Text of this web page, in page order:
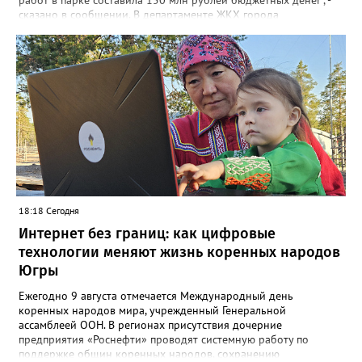
сказано в сообщении. В департаменте ЖКХ города
данной проблемой. "Причиной обрушения благоустройства
послужило разрушение железобетонного лотка в котором
проложены не действующие трубопроводы теплоснабжения.
Ж/б лоток проходит параллельно проспекту Победы", - заявили
в департаменте. Там также отметили, что восстановительные
работы выполнит МБУ "Управление по дорожному хозяйству и
благоустройству" до конца следующей недели.
18:18 Сегодня
Интернет без границ: как цифровые
технологии меняют жизнь коренных народов
Югры
Ежегодно 9 августа отмечается Международный день
коренных народов мира, учрежденный Генеральной
ассамблеей ООН. В регионах присутствия дочерние
предприятия «Роснефти» проводят системную работу по
поддержке общин коренных народов, сохранению